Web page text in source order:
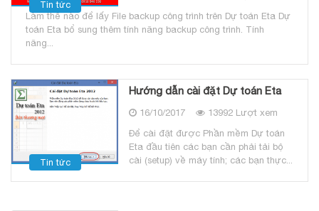
Tin tức
Làm thế nào để lấy File backup công trình trên Dự toán Eta Dự
toán Eta bổ sung thêm tính năng backup công trình. Tính
năng...
Tin tức
Hướng dẫn cài đặt Dự toán Eta
16/10/2017
13992 Lượt xem
Để cài đặt được Phần mềm Dự toán
Eta đầu tiên các bạn cần phải tải bộ
cài (setup) về máy tính; các bạn thực...